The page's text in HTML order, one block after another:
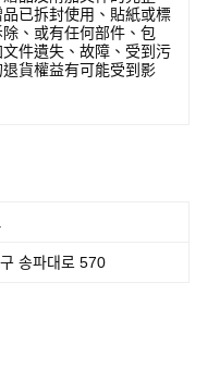
已拆封使用、貼紙或標
、或有任何部件、包
件遺失、故障、受到污
貨權益有可能受到影
송파대로 570